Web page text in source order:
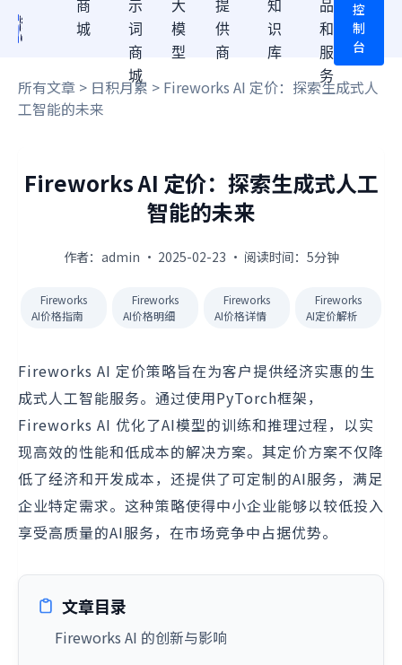
商
城
示
词
商
城
大
模
型
提
供
商
知
识
库
品
和
服
务
控
制
台
所有文章 > 日积月累 > Fireworks AI 定价：探索生成式人
工智能的未来
Fireworks AI 定价：探索生成式人工
智能的未来
作者：admin · 2025-02-23 · 阅读时间：5分钟
Fireworks
AI价格指南
Fireworks
AI价格明细
Fireworks
AI价格详情
Fireworks
AI定价解析
Fireworks AI 定价策略旨在为客户提供经济实惠的生
成式人工智能服务。通过使用PyTorch框架，
Fireworks AI 优化了AI模型的训练和推理过程，以实
现高效的性能和低成本的解决方案。其定价方案不仅降
低了经济和开发成本，还提供了可定制的AI服务，满足
企业特定需求。这种策略使得中小企业能够以较低投入
享受高质量的AI服务，在市场竞争中占据优势。
文章目录
Fireworks AI 的创新与影响